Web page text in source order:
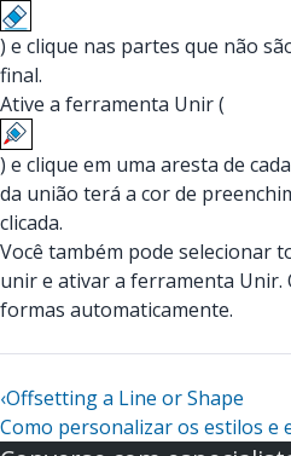
) e clique nas partes que não
final.
Ative a ferramenta Unir (
) e clique em uma aresta de
da união terá a cor de
clicada.
Você também pode selecionar
unir e ativar a ferramenta Unir.
formas automaticamente.
‹Offsetting a Line or Shape
Como personalizar os estilos e